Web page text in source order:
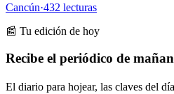
Cancún·432 lecturas
📰 Tu edición de hoy
Recibe el periódico de
El diario para hojear, las claves del